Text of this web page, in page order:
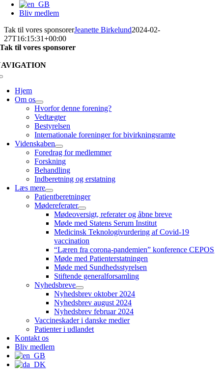
Bliv medlem
Tak til vores sponsorerJeanette Birkelund2024-02-
27T16:15:31+00:00
Tak til vores sponsorer
Hjem
Om os
Hvorfor denne forening?
Vedtægter
Bestyrelsen
Internationale foreninger for bivirkningsramte
Videnskaben
Foredrag for medlemmer
Forskning
Behandling
Indberetning og erstatning
Læs mere
Patientberetninger
Mødereferater
Mødeoversigt, referater og åbne breve
Møde med Statens Serum Institut
Medicinsk Teknologivurdering af Covid-19
vaccination
“Læren fra corona-pandemien” konference CEPOS
Møde med Patienterstatningen
Møde med Sundhedsstyrelsen
Stiftende generalforsamling
Nyhedsbreve
Nyhedsbrev oktober 2024
Nyhedsbrev august 2024
Nyhedsbrev februar 2024
Vaccineskader i danske medier
Patienter i udlandet
Kontakt os
Bliv medlem